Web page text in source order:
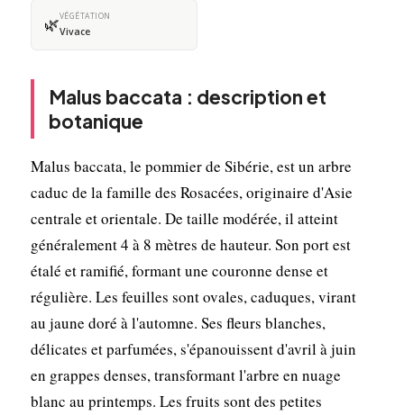
🌿VÉGÉTATION
Vivace
Malus baccata : description et
botanique
Malus baccata, le pommier de Sibérie, est un arbre
caduc de la famille des Rosacées, originaire d'Asie
centrale et orientale. De taille modérée, il atteint
généralement 4 à 8 mètres de hauteur. Son port est
étalé et ramifié, formant une couronne dense et
régulière. Les feuilles sont ovales, caduques, virant
au jaune doré à l'automne. Ses fleurs blanches,
délicates et parfumées, s'épanouissent d'avril à juin
en grappes denses, transformant l'arbre en nuage
blanc au printemps. Les fruits sont des petites